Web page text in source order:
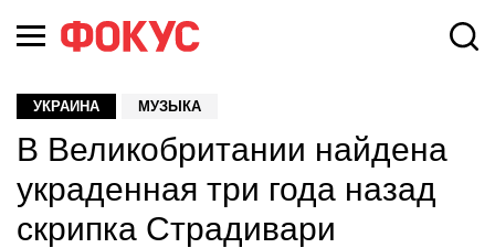
УКРАИНА МУЗЫКА
В Великобритании найдена
украденная три года назад
скрипка Страдивари